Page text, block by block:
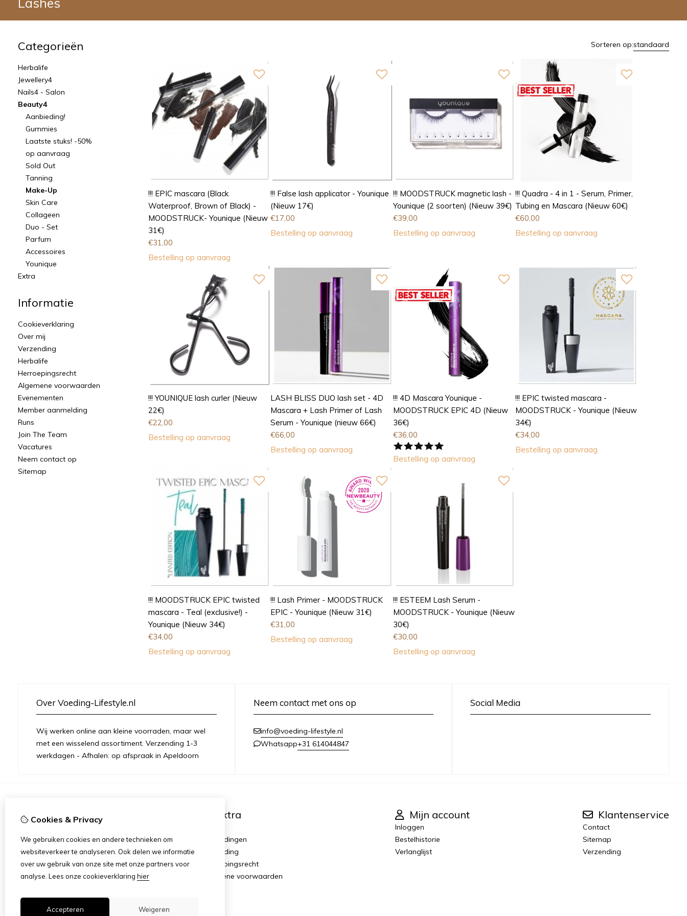
Categorieën
Herbalife
Jewellery4
Nails4 - Salon
Beauty4
Aanbieding!
Gummies
Laatste stuks! -50%
op aanvraag
Sold Out
Tanning
Make-Up
Skin Care
Collageen
Duo - Set
Parfum
Accessoires
Younique
Extra
Informatie
Cookieverklaring
Over mij
Verzending
Herbalife
Herroepingsrecht
Algemene voorwaarden
Evenementen
Member aanmelding
Runs
Join The Team
Vacatures
Neem contact op
Sitemap
Sorteren op:standaard
!!! EPIC mascara (Black
Waterproof, Brown of Black) -
MOODSTRUCK- Younique (Nieuw
31€)
€31,00
Bestelling op aanvraag
!!! False lash applicator - Younique
(Nieuw 17€)
€17,00
Bestelling op aanvraag
!!! MOODSTRUCK magnetic lash -
Younique (2 soorten) (Nieuw 39€)
€39,00
Bestelling op aanvraag
!!! Quadra - 4 in 1 - Serum, Primer,
Tubing en Mascara (Nieuw 60€)
€60,00
Bestelling op aanvraag
!!! YOUNIQUE lash curler (Nieuw
22€)
€22,00
Bestelling op aanvraag
LASH BLISS DUO lash set - 4D
Mascara + Lash Primer of Lash
Serum - Younique (nieuw 66€)
€66,00
Bestelling op aanvraag
!!! 4D Mascara Younique -
MOODSTRUCK EPIC 4D (Nieuw
36€)
€36,00
Bestelling op aanvraag
!!! EPIC twisted mascara -
MOODSTRUCK - Younique (Nieuw
34€)
€34,00
Bestelling op aanvraag
!!! MOODSTRUCK EPIC twisted
mascara - Teal (exclusive!) -
Younique (Nieuw 34€)
€34,00
Bestelling op aanvraag
!!! Lash Primer - MOODSTRUCK
EPIC - Younique (Nieuw 31€)
€31,00
Bestelling op aanvraag
!!! ESTEEM Lash Serum -
MOODSTRUCK - Younique (Nieuw
30€)
€30,00
Bestelling op aanvraag
Over Voeding-Lifestyle.nl
Wij werken online aan kleine voorraden, maar wel
met een wisselend assortiment. Verzending 1-3
werkdagen - Afhalen: op afspraak in Apeldoorn
Neem contact met ons op
info@voeding-lifestyle.nl
Whatsapp+31 614044847
Social Media
Informatie
Herbalife
Member aanmelding
Runs
Join The Team
Extra
Aanbiedingen
Verzending
Herroepingsrecht
Algemene voorwaarden
Mijn account
Inloggen
Bestelhistorie
Verlanglijst
Klantenservice
Contact
Sitemap
Verzending
Cookies & Privacy
We gebruiken cookies en andere technieken om
websiteverkeer te analyseren. Ook delen we informatie
over uw gebruik van onze site met onze partners voor
analyse. Lees onze cookieverklaring hier
Accepteren Weigeren